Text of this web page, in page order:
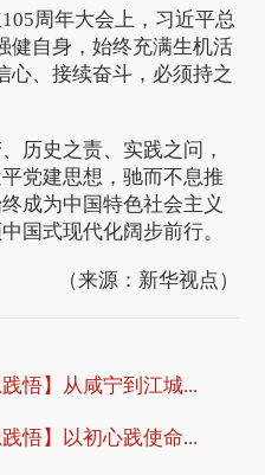
周年大会上，习近平总
健自身，始终充满生机活
心、接续奋斗，必须持之
历史之责、实践之问，
党建思想，驰而不息推
成为中国特色社会主义
国式现代化阔步前行。
（来源：新华视点）
悟】从咸宁到江城...
悟】以初心践使命...